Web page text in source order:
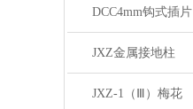
DCC4mm钩式插片
JXZ金属接地柱
JXZ-1（Ⅲ）梅花